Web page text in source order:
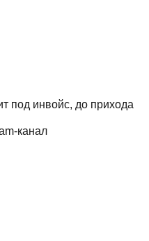
под инвойс, до прихода
канал